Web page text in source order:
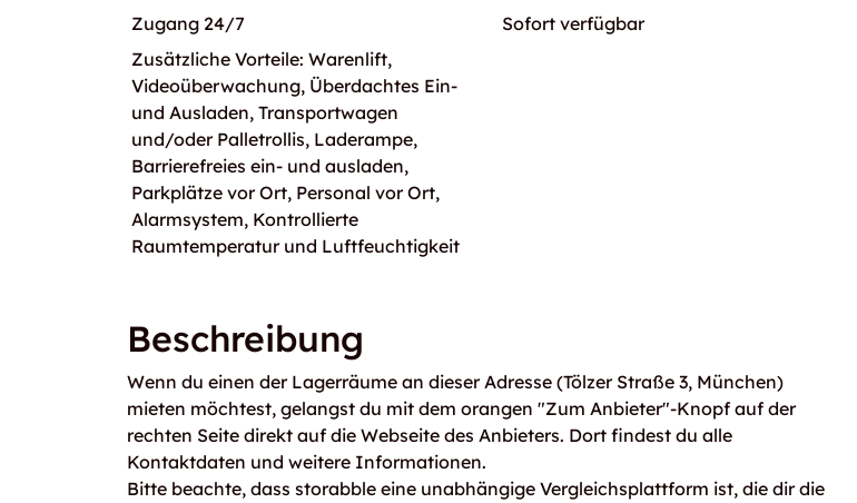
Zugang 24/7
Sofort verfügbar
Zusätzliche Vorteile: Warenlift,
Videoüberwachung, Überdachtes Ein-
und Ausladen, Transportwagen
und/oder Palletrollis, Laderampe,
Barrierefreies ein- und ausladen,
Parkplätze vor Ort, Personal vor Ort,
Alarmsystem, Kontrollierte
Raumtemperatur und Luftfeuchtigkeit
Beschreibung
Wenn du einen der Lagerräume an dieser Adresse (Tölzer Straße 3, München)
mieten möchtest, gelangst du mit dem orangen "Zum Anbieter"-Knopf auf der
rechten Seite direkt auf die Webseite des Anbieters. Dort findest du alle
Kontaktdaten und weitere Informationen.
Bitte beachte, dass storabble eine unabhängige Vergleichsplattform ist, die dir die